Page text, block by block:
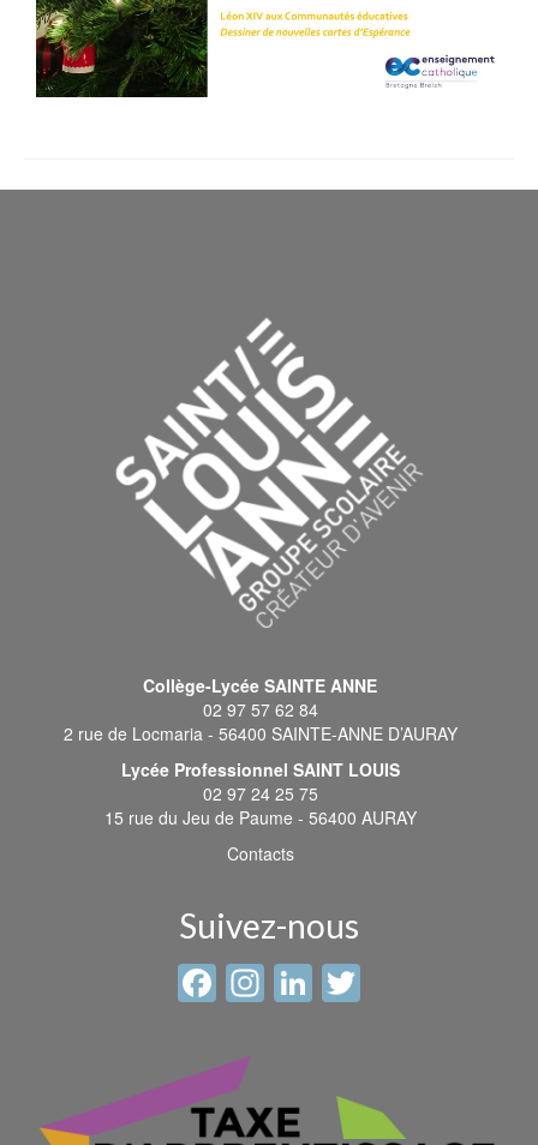
Collège-Lycée SAINTE ANNE
02 97 57 62 84
2 rue de Locmaria - 56400 SAINTE-ANNE D’AURAY
Lycée Professionnel SAINT LOUIS
02 97 24 25 75
15 rue du Jeu de Paume - 56400 AURAY
Contacts
Suivez-nous
Facebook
Instagram
LinkedIn